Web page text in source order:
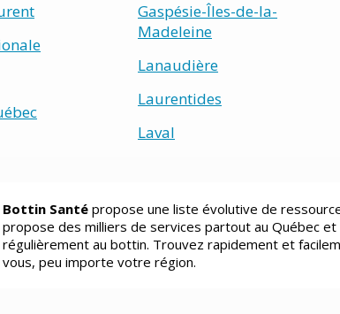
Gaspésie-Îles-de-la-
Madeleine
Lanaudière
Laurentides
Laval
Bottin Santé propose une liste évolutive de
propose des milliers de services partout au Québec
régulièrement au bottin. Trouvez rapidement et
vous, peu importe votre région.